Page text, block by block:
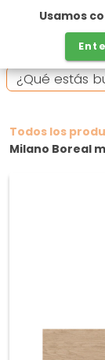
Todos los
Milano Boreal
Usamos